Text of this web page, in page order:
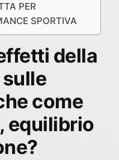
PER
SPORTIVA
della
come
equilibrio